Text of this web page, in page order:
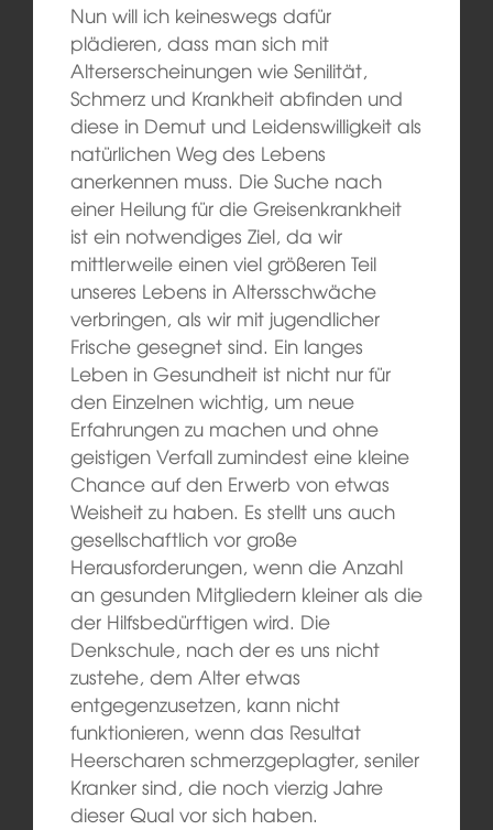
Nun will ich keineswegs dafür
plädieren, dass man sich mit
Alterserscheinungen wie Senilität,
Schmerz und Krankheit abfinden und
diese in Demut und Leidenswilligkeit als
natürlichen Weg des Lebens
anerkennen muss. Die Suche nach
einer Heilung für die Greisenkrankheit
ist ein notwendiges Ziel, da wir
mittlerweile einen viel größeren Teil
unseres Lebens in Altersschwäche
verbringen, als wir mit jugendlicher
Frische gesegnet sind. Ein langes
Leben in Gesundheit ist nicht nur für
den Einzelnen wichtig, um neue
Erfahrungen zu machen und ohne
geistigen Verfall zumindest eine kleine
Chance auf den Erwerb von etwas
Weisheit zu haben. Es stellt uns auch
gesellschaftlich vor große
Herausforderungen, wenn die Anzahl
an gesunden Mitgliedern kleiner als die
der Hilfsbedürftigen wird. Die
Denkschule, nach der es uns nicht
zustehe, dem Alter etwas
entgegenzusetzen, kann nicht
funktionieren, wenn das Resultat
Heerscharen schmerzgeplagter, seniler
Kranker sind, die noch vierzig Jahre
dieser Qual vor sich haben.